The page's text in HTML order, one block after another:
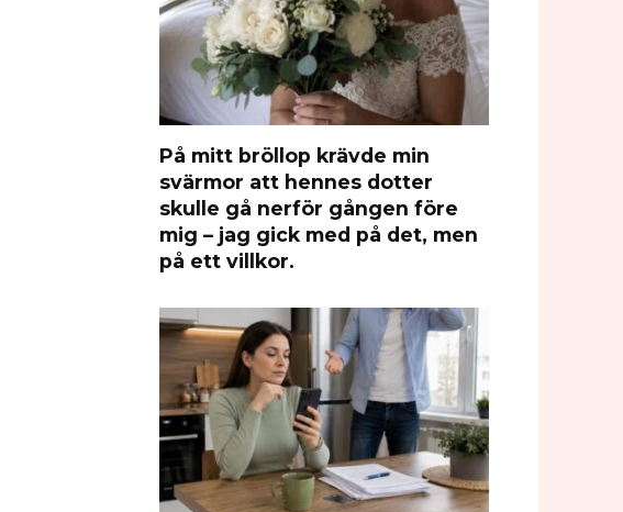
På mitt bröllop krävde min
svärmor att hennes dotter
skulle gå nerför gången före
mig – jag gick med på det, men
på ett villkor.